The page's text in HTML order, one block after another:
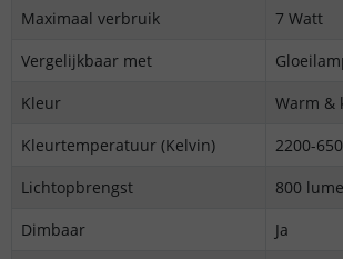
Maximaal verbruik
7 Watt
Vergelijkbaar met
Kleur
Warm &
Kleurtemperatuur (Kelvin)
2200-
Lichtopbrengst
800
Dimbaar
Ja